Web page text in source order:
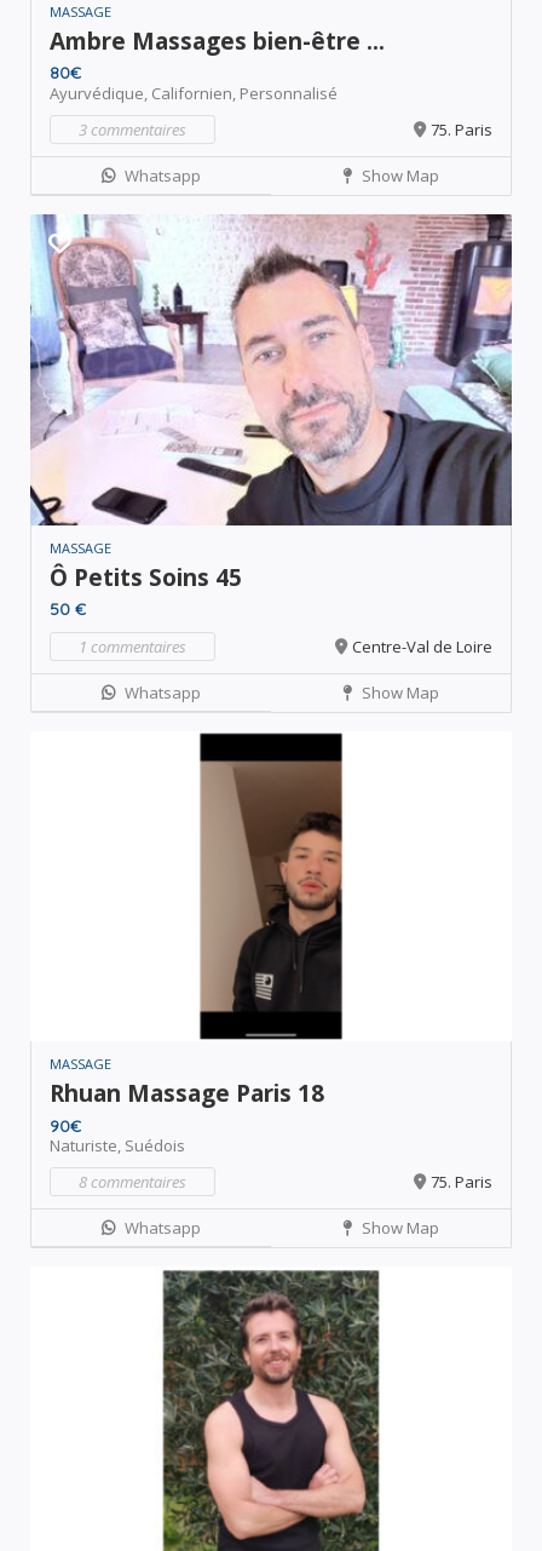
MASSAGE
Ambre Massages bien-être ...
80€
Ayurvédique, Californien, Personnalisé
3 commentaires
75. Paris
Whatsapp Show Map
MASSAGE
Ô Petits Soins 45
50 €
1 commentaires
Centre-Val de Loire
Whatsapp Show Map
MASSAGE
Rhuan Massage Paris 18
90€
Naturiste, Suédois
8 commentaires
75. Paris
Whatsapp Show Map